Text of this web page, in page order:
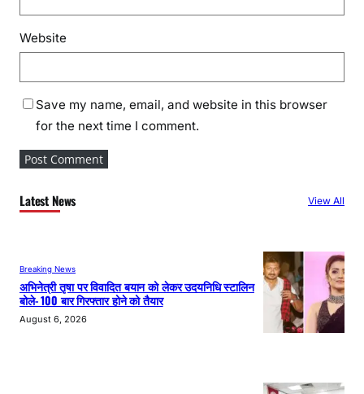
Website
Save my name, email, and website in this browser
for the next time I comment.
Latest News View All
Breaking News
अभिनेत्री तृषा पर विवादित बयान को लेकर उदयनिधि स्टालिन
बोले- 100 बार गिरफ्तार होने को तैयार
August 6, 2026